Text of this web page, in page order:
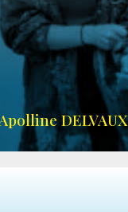
Apolline DELVAUX